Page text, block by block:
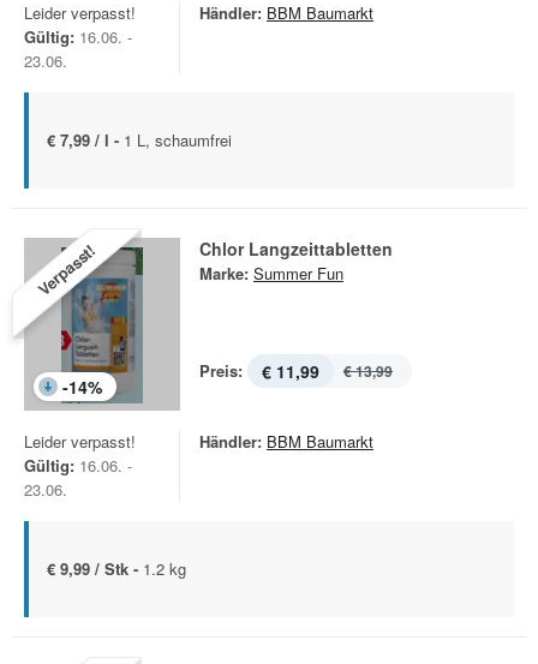
Leider verpasst!
Gültig: 16.06. -
23.06.
Händler: BBM Baumarkt
€ 7,99 / l - 1 L, schaumfrei
Verpasst!
-14%
Chlor Langzeittabletten
Marke: Summer Fun
Preis: € 11,99 € 13,99
Leider verpasst!
Gültig: 16.06. -
23.06.
Händler: BBM Baumarkt
€ 9,99 / Stk - 1.2 kg